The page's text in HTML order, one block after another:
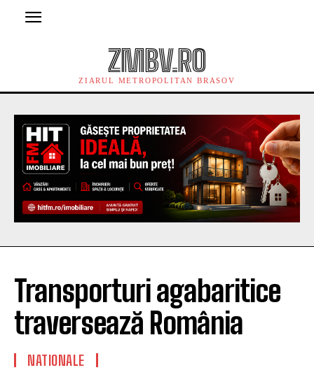
ZMBV.RO
ZIARUL METROPOLITAN BRASOV
Transporturi agabaritice
traversează România
NATIONALE